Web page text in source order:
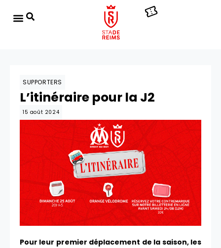
SUPPORTERS
L’itinéraire pour la J2
15 août 2024
Pour leur premier déplacement de la saison, les